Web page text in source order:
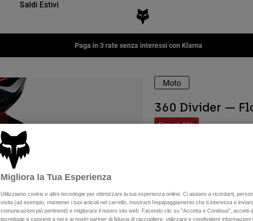
Saldi Estivi
Paga in 3 rate senza interessi con Klarna
Moto
360 Divider —
Fino al -50%
Migliora la Tua Esperienza
Utilizziamo cookie e altre tecnologie per ottimizzare la tua esperienza online. Ci aiutano a ricordarti,
visita (ad esempio, mantener i tuoi articoli nel carrello, mostrarti l’equipaggiamento che ti interessa e
comunicazioni più pertinenti) e migliorare il nostro sito web. Facendo clic su "Accetta e Continua", accetti
tecnologie e consenti a noi e ai nostri partner di fiducia di raccogliere, utilizzare e condividere informazioni